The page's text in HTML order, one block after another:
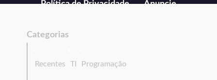
Política de Privacidade Anuncie
Categorias
Recentes TI Programação